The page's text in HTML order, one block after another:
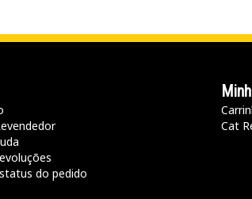
do pedido
Cat